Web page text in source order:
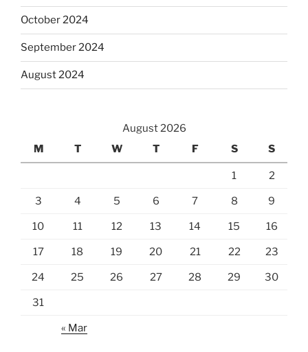
October 2024
September 2024
August 2024
August 2026
M
T W T F S S
1 2
3 4 5 6 7 8 9
10 11 12 13 14 15 16
17 18 19 20 21 22 23
24 25 26 27 28 29 30
31
« Mar